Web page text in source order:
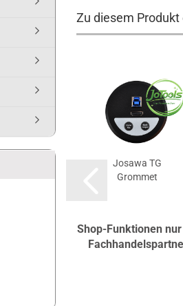
Zu diesem
Josawa TG
Grommet
Shop-Funktionen